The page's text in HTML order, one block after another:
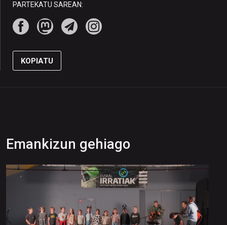
PARTEKATU SAREAN:
KOPIATU
Emankizun gehiago